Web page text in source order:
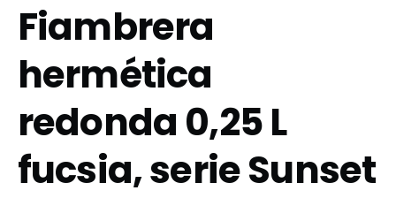
Fiambrera
hermética
redonda 0,25 L
fucsia, serie Sunset